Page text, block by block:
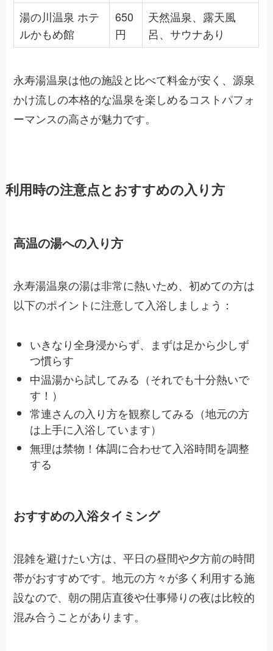
湯の川温泉 ホテ
ルかもめ館
650
円
天然温泉、露天風
呂、サウナあり
永寿湯温泉は他の施設と比べて料金が安く、源泉
かけ流しの本格的な温泉を楽しめるコストパフォ
ーマンスの高さが魅力です。
利用時の注意点とおすすめの入り方
高温の湯への入り方
永寿湯温泉の湯は非常に熱いため、初めての方は
以下のポイントに注意して入浴しましょう：
いきなり全身浸からず、まずは足から少しず
つ慣らす
中温湯から試してみる（それでも十分熱いで
す！）
常連さんの入り方を観察してみる（地元の方
は上手に入浴しています）
無理は禁物！体調に合わせて入浴時間を調整
する
おすすめの入浴タイミング
混雑を避けたい方は、平日の昼間や夕方前の時間
帯がおすすめです。地元の方々が多く利用する施
設なので、朝の開店直後や仕事帰りの夜は比較的
混み合うことがあります。